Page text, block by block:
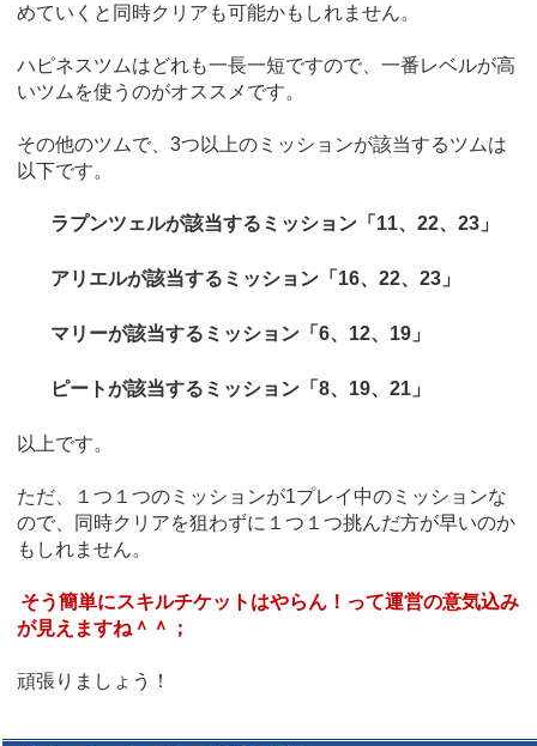
めていくと同時クリアも可能かもしれません。
ハピネスツムはどれも一長一短ですので、一番レベルが高
いツムを使うのがオススメです。
その他のツムで、3つ以上のミッションが該当するツムは
以下です。
ラプンツェルが該当するミッション「11、22、23」
アリエルが該当するミッション「16、22、23」
マリーが該当するミッション「6、12、19」
ピートが該当するミッション「8、19、21」
以上です。
ただ、１つ１つのミッションが1プレイ中のミッションな
ので、同時クリアを狙わずに１つ１つ挑んだ方が早いのか
もしれません。
そう簡単にスキルチケットはやらん！って運営の意気込み
が見えますね＾＾；
頑張りましょう！